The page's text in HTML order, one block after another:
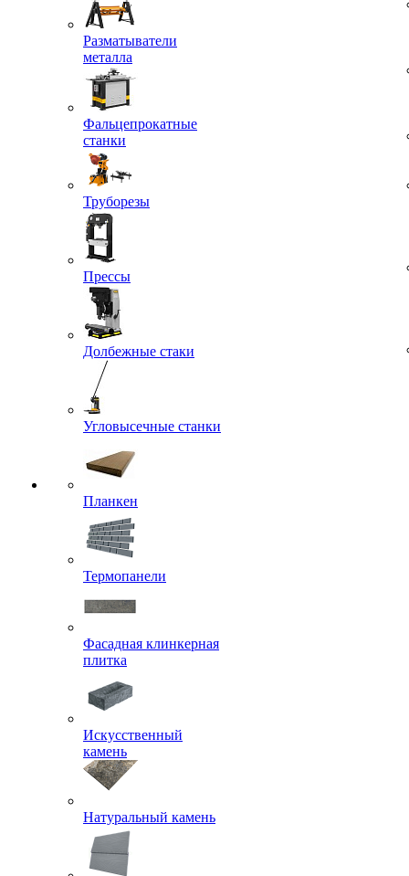
Разматыватели
металла
Фальцепрокатные
станки
Труборезы
Прессы
Долбежные стаки
Угловысечные станки
Планкен
Термопанели
Фасадная клинкерная
плитка
Искусственный
камень
Натуральный камень